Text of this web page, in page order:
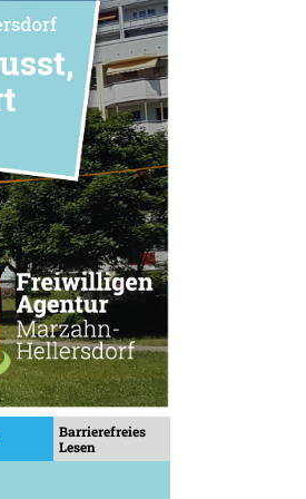
Barrierefreies
Lesen